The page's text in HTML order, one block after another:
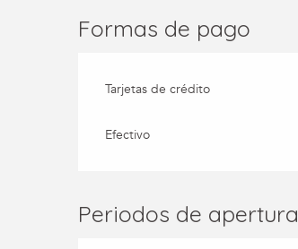
Formas de pago
Tarjetas de crédito
Efectivo
Periodos de apertura